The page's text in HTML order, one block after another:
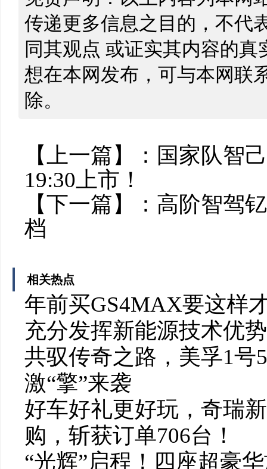
传递更多信息之目的，不代
同其观点 或证实其内容的
想在本网发布，可与本网联
除。
【上一篇】： 国家队智
19:30上市！
【下一篇】： 高阶智驾
档
相关热点
年前买GS4MAX要这样
充分发挥新能源技术优
共驭传奇之路，美孚1号
激“擎”来袭
好车好礼更好玩，奇瑞
购，斩获订单706台！
“光辉”启程！四座超豪